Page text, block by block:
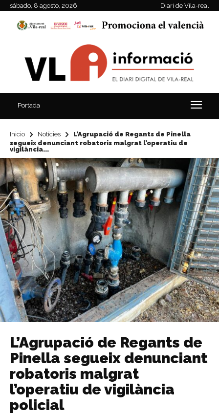
sábado, 8 agosto, 2026 Diari de Vila-real
Portada
Inicio Notícies
L’Agrupació de Regants de Pinella
segueix denunciant robatoris malgrat l’operatiu de
vigilància...
L’Agrupació de Regants de
Pinella segueix denunciant
robatoris malgrat
l’operatiu de vigilància
policial